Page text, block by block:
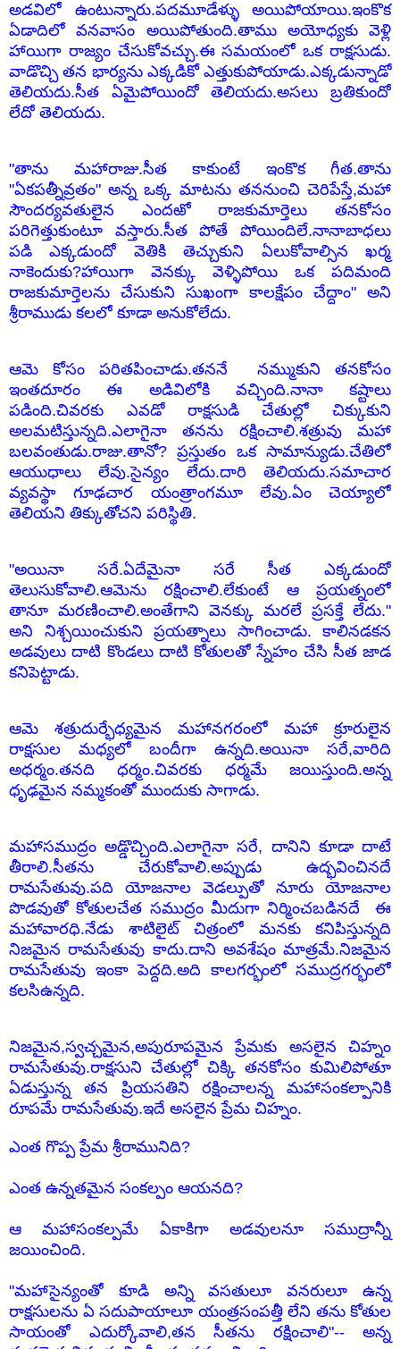
అడవిలో ఉంటున్నారు.పదమూడేళ్ళు అయిపోయాయి.ఇంకొక
ఏడాదిలో వనవాసం అయిపోతుంది.తాము అయోధ్యకు వెళ్లి
హాయిగా రాజ్యం చేసుకోవచ్చు.ఈ సమయంలో ఒక రాక్షసుడు.
వాడొచ్చి తన భార్యను ఎక్కడికో ఎత్తుకుపోయాడు.ఎక్కడున్నాడో
తెలియదు.సీత ఏమైపోయిందో తెలియదు.అసలు బ్రతికుందో
లేదో తెలియదు.
"తాను మహారాజు.సీత కాకుంటే ఇంకొక గీత.తాను
"ఏకపత్నీవ్రతం" అన్న ఒక్క మాటను తననుంచి చెరిపేస్తే,మహా
సౌందర్యవతులైన ఎందఱో రాజకుమార్తెలు తనకోసం
పరిగెత్తుకుంటూ వస్తారు.సీత పోతే పోయిందిలే.నానాబాధలు
పడి ఎక్కడుందో వెతికి తెచ్చుకుని ఏలుకోవాల్సిన ఖర్మ
నాకెందుకు?హాయిగా వెనక్కు వెళ్ళిపోయి ఒక పదిమంది
రాజకుమార్తెలను చేసుకుని సుఖంగా కాలక్షేపం చేద్దాం" అని
శ్రీరాముడు కలలో కూడా అనుకోలేదు.
ఆమె కోసం పరితపించాడు.తననే నమ్ముకుని తనకోసం
ఇంతదూరం ఈ అడివిలోకి వచ్చింది.నానా కష్టాలు
పడింది.చివరకు ఎవడో రాక్షసుడి చేతుల్లో చిక్కుకుని
అలమటిస్తున్నది.ఎలాగైనా తనను రక్షించాలి.శత్రువు మహా
బలవంతుడు.రాజు.తానో? ప్రస్తుతం ఒక సామాన్యుడు.చేతిలో
ఆయుధాలు లేవు.సైన్యం లేదు.దారి తెలియదు.సమాచార
వ్యవస్థా గూఢచార యంత్రాంగమూ లేవు.ఏం చెయ్యాలో
తెలియని తిక్కుతోచని పరిస్థితి.
"అయినా సరే.ఏదేమైనా సరే సీత ఎక్కడుందో
తెలుసుకోవాలి.ఆమెను రక్షించాలి.లేకుంటే ఆ ప్రయత్నంలో
తానూ మరణించాలి.అంతేగాని వెనక్కు మరలే ప్రసక్తే లేదు."
అని నిశ్చయించుకుని ప్రయత్నాలు సాగించాడు. కాలినడకన
అడవులు దాటి కొండలు దాటి కోతులతో స్నేహం చేసి సీత జాడ
కనిపెట్టాడు.
ఆమె శత్రుదుర్భేధ్యమైన మహానగరంలో మహా క్రూరులైన
రాక్షసుల మధ్యలో బందీగా ఉన్నది.అయినా సరే,వారిది
అధర్మం.తనది ధర్మం.చివరకు ధర్మమే జయిస్తుంది.అన్న
ధృఢమైన నమ్మకంతో ముందుకు సాగాడు.
మహాసముద్రం అడ్డొచ్చింది.ఎలాగైనా సరే, దానిని కూడా దాటే
తీరాలి.సీతను చేరుకోవాలి.అప్పుడు ఉద్భవించినదే
రామసేతువు.పది యోజనాల వెడల్పుతో నూరు యోజనాల
పొడవుతో కోతులచేత సముద్రం మీదుగా నిర్మించబడినదే ఈ
మహావారధి.నేడు శాటిలైట్ చిత్రంలో మనకు కనిపిస్తున్నది
నిజమైన రామసేతువు కాదు.దాని అవశేషం మాత్రమే.నిజమైన
రామసేతువు ఇంకా పెద్దది.అది కాలగర్భంలో సముద్రగర్భంలో
కలసిఉన్నది.
నిజమైన,స్వచ్చమైన,అపురూపమైన ప్రేమకు అసలైన చిహ్నం
రామసేతువు.రాక్షసుని చేతుల్లో చిక్కి తనకోసం కుమిలిపోతూ
ఏడుస్తున్న తన ప్రియసతిని రక్షించాలన్న మహాసంకల్పానికి
రూపమే రామసేతువు.ఇదే అసలైన ప్రేమ చిహ్నం.
ఎంత గొప్ప ప్రేమ శ్రీరామునిది?
ఎంత ఉన్నతమైన సంకల్పం ఆయనది?
ఆ మహాసంకల్పమే ఏకాకిగా అడవులనూ సముద్రాన్నీ
జయించింది.
"మహాసైన్యంతో కూడి అన్ని వసతులూ వనరులూ ఉన్న
రాక్షసులను ఏ సదుపాయాలూ యంత్రసంపత్తీ లేని తను కోతుల
సాయంతో ఎదుర్కోవాలి,తన సీతను రక్షించాలి"-- అన్న